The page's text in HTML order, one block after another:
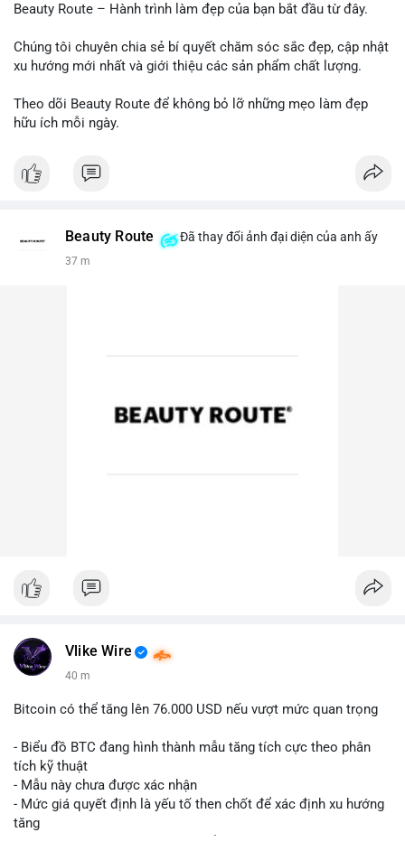
Beauty Route – Hành trình làm đẹp của bạn bắt đầu từ đây.
Chúng tôi chuyên chia sẻ bí quyết chăm sóc sắc đẹp, cập nhật
xu hướng mới nhất và giới thiệu các sản phẩm chất lượng.
Theo dõi Beauty Route để không bỏ lỡ những mẹo làm đẹp
hữu ích mỗi ngày.
Beauty Route Đã thay đổi ảnh đại diện của anh ấy
37 m
Vlike Wire
40 m
Bitcoin có thể tăng lên 76.000 USD nếu vượt mức quan trọng
- Biểu đồ BTC đang hình thành mẫu tăng tích cực theo phân
tích kỹ thuật
- Mẫu này chưa được xác nhận
- Mức giá quyết định là yếu tố then chốt để xác định xu hướng
tăng